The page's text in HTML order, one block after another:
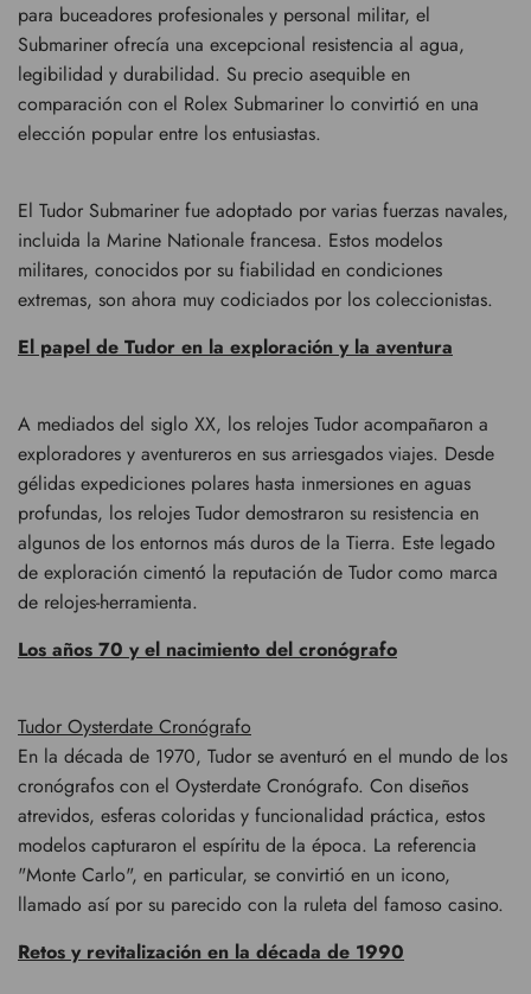
para buceadores profesionales y personal militar, el
Submariner ofrecía una excepcional resistencia al agua,
legibilidad y durabilidad. Su precio asequible en
comparación con el Rolex Submariner lo convirtió en una
elección popular entre los entusiastas.
El Tudor Submariner fue adoptado por varias fuerzas navales,
incluida la Marine Nationale francesa. Estos modelos
militares, conocidos por su fiabilidad en condiciones
extremas, son ahora muy codiciados por los coleccionistas.
El papel de Tudor en la exploración y la aventura
A mediados del siglo XX, los relojes Tudor acompañaron a
exploradores y aventureros en sus arriesgados viajes. Desde
gélidas expediciones polares hasta inmersiones en aguas
profundas, los relojes Tudor demostraron su resistencia en
algunos de los entornos más duros de la Tierra. Este legado
de exploración cimentó la reputación de Tudor como marca
de relojes-herramienta.
Los años 70 y el nacimiento del cronógrafo
Tudor Oysterdate Cronógrafo
En la década de 1970, Tudor se aventuró en el mundo de los
cronógrafos con el Oysterdate Cronógrafo. Con diseños
atrevidos, esferas coloridas y funcionalidad práctica, estos
modelos capturaron el espíritu de la época. La referencia
"Monte Carlo", en particular, se convirtió en un icono,
llamado así por su parecido con la ruleta del famoso casino.
Retos y revitalización en la década de 1990